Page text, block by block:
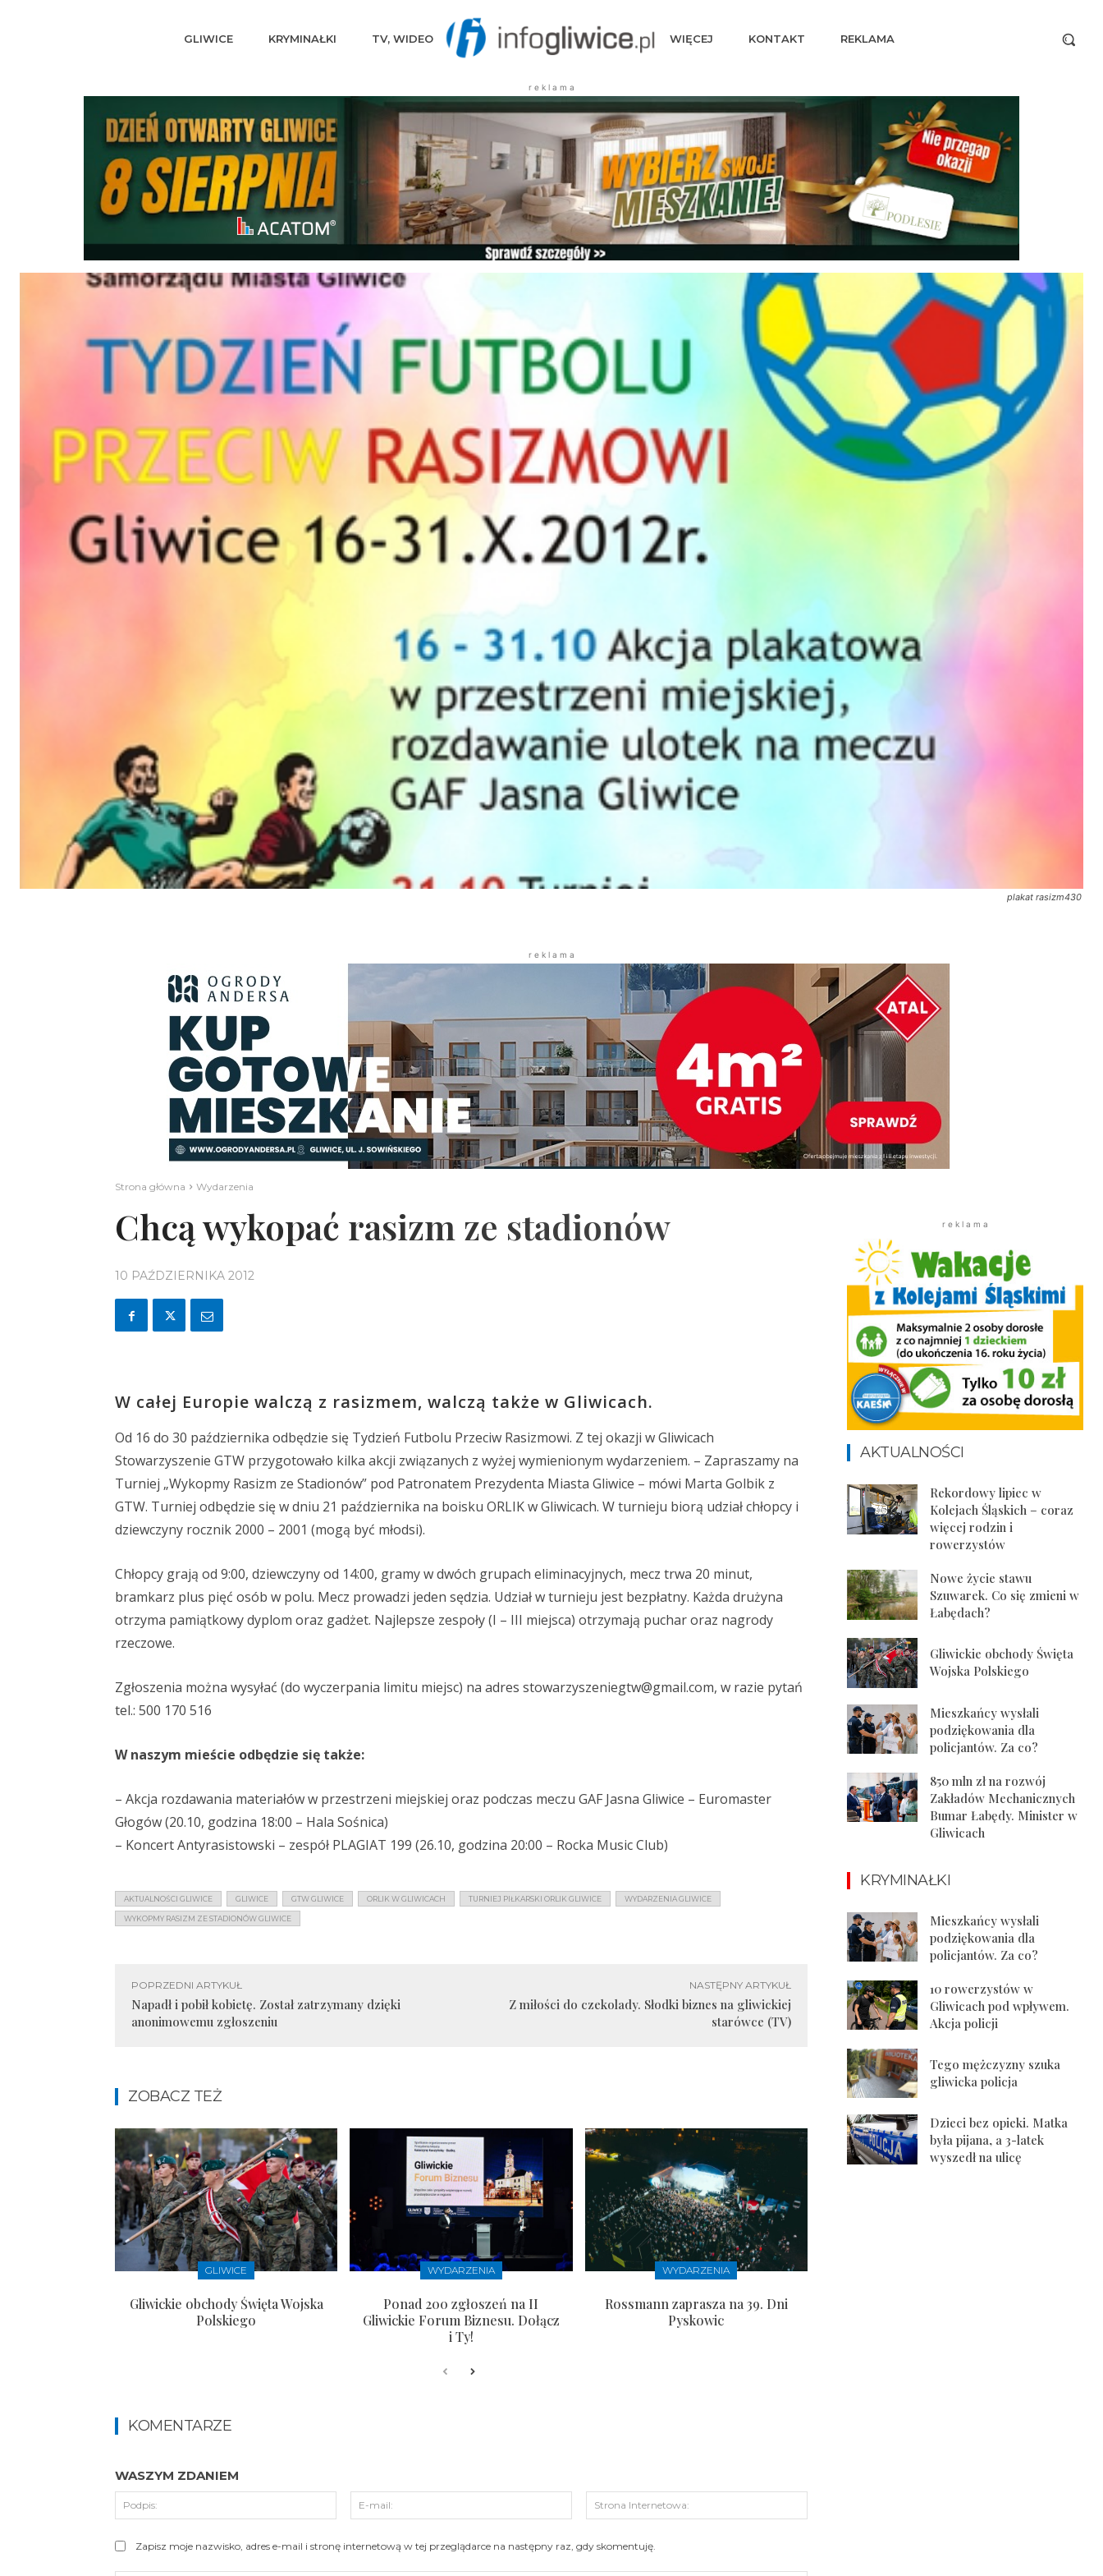
GLIWICE KRYMINAŁKI TV, WIDEO WIĘCEJ KONTAKT REKLAMA
r e k l a m a
plakat rasizm430
r e k l a m a
Strona główna Wydarzenia
Chcą wykopać rasizm ze stadionów
10 PAŹDZIERNIKA 2012
W całej Europie walczą z rasizmem, walczą także w Gliwicach.
Od 16 do 30 października odbędzie się Tydzień Futbolu Przeciw Rasizmowi. Z tej okazji w Gliwicach
Stowarzyszenie GTW przygotowało kilka akcji związanych z wyżej wymienionym wydarzeniem. – Zapraszamy na
Turniej „Wykopmy Rasizm ze Stadionów” pod Patronatem Prezydenta Miasta Gliwice – mówi Marta Golbik z
GTW. Turniej odbędzie się w dniu 21 października na boisku ORLIK w Gliwicach. W turnieju biorą udział chłopcy i
dziewczyny rocznik 2000 – 2001 (mogą być młodsi).
Chłopcy grają od 9:00, dziewczyny od 14:00, gramy w dwóch grupach eliminacyjnych, mecz trwa 20 minut,
bramkarz plus pięć osób w polu. Mecz prowadzi jeden sędzia. Udział w turnieju jest bezpłatny. Każda drużyna
otrzyma pamiątkowy dyplom oraz gadżet. Najlepsze zespoły (I – III miejsca) otrzymają puchar oraz nagrody
rzeczowe.
Zgłoszenia można wysyłać (do wyczerpania limitu miejsc) na adres stowarzyszeniegtw@gmail.com, w razie pytań
tel.: 500 170 516
W naszym mieście odbędzie się także:
– Akcja rozdawania materiałów w przestrzeni miejskiej oraz podczas meczu GAF Jasna Gliwice – Euromaster
Głogów (20.10, godzina 18:00 – Hala Sośnica)
– Koncert Antyrasistowski – zespół PLAGIAT 199 (26.10, godzina 20:00 – Rocka Music Club)
AKTUALNOŚCI GLIWICE GLIWICE GTW GLIWICE ORLIK W GLIWICACH TURNIEJ PIŁKARSKI ORLIK GLIWICE WYDARZENIA GLIWICE
WYKOPMY RASIZM ZE STADIONÓW GLIWICE
POPRZEDNI ARTYKUŁ
Napadł i pobił kobietę. Został zatrzymany dzięki
anonimowemu zgłoszeniu
NASTĘPNY ARTYKUŁ
Z miłości do czekolady. Słodki biznes na gliwickiej
starówce (TV)
ZOBACZ TEŻ
GLIWICE
Gliwickie obchody Święta Wojska
Polskiego
WYDARZENIA
Ponad 200 zgłoszeń na II
Gliwickie Forum Biznesu. Dołącz
i Ty!
WYDARZENIA
Rossmann zaprasza na 39. Dni
Pyskowic
KOMENTARZE
WASZYM ZDANIEM
Podpis:
mail:
Internetowa:
Zapisz moje nazwisko, adres e-mail i stronę internetową w tej przeglądarce na następny raz, gdy skomentuję.
r e k l a m a
AKTUALNOŚCI
Rekordowy lipiec w
Kolejach Śląskich – coraz
więcej rodzin i
rowerzystów
Nowe życie stawu
Szuwarek. Co się zmieni w
Łabędach?
Gliwickie obchody Święta
Wojska Polskiego
Mieszkańcy wysłali
podziękowania dla
policjantów. Za co?
850 mln zł na rozwój
Zakładów Mechanicznych
Bumar Łabędy. Minister w
Gliwicach
KRYMINAŁKI
Mieszkańcy wysłali
podziękowania dla
policjantów. Za co?
10 rowerzystów w
Gliwicach pod wpływem.
Akcja policji
Tego mężczyzny szuka
gliwicka policja
Dzieci bez opieki. Matka
była pijana, a 3-latek
wyszedł na ulicę